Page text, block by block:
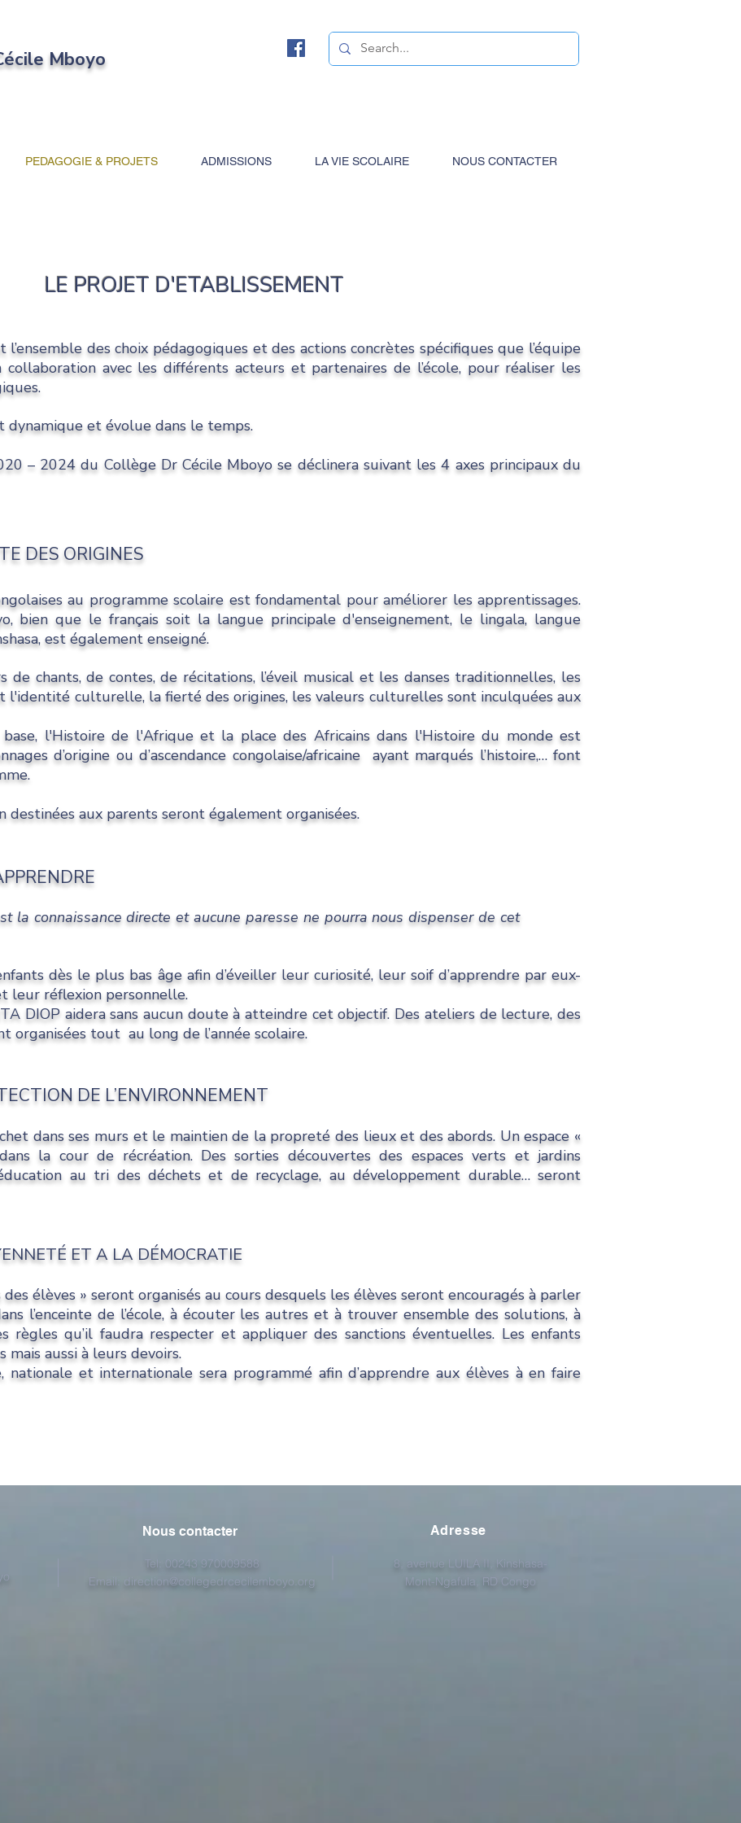
Mboyo
PEDAGOGIE & PROJETS ADMISSIONS LA VIE SCOLAIRE NOUS CONTACTER
LE PROJET D'ETABLISSEMENT
des choix pédagogiques et des actions concrètes spécifiques que l’équipe
avec les différents acteurs et partenaires de l’école, pour réaliser les
dynamique et évolue dans le temps.
– 2024 du Collège Dr Cécile Mboyo se déclinera suivant les 4 axes principaux du
DES ORIGINES
au programme scolaire est fondamental pour améliorer les apprentissages.
bien que le français soit la langue principale d'enseignement, le lingala, langue
est également enseigné.
de chants, de contes, de récitations, l’éveil musical et les danses traditionnelles, les
l'identité culturelle, la fierté des origines, les valeurs culturelles sont inculquées aux
l'Histoire de l'Afrique et la place des Africains dans l'Histoire du monde est
d’origine ou d’ascendance congolaise/africaine ayant marqués l’histoire,… font
destinées aux parents seront également organisées.
la connaissance directe et aucune paresse ne pourra nous dispenser de cet
dès le plus bas âge afin d’éveiller leur curiosité, leur soif d’apprendre par eux-
leur réflexion personnelle.
DIOP aidera sans aucun doute à atteindre cet objectif. Des ateliers de lecture, des
organisées tout au long de l’année scolaire.
DE L’ENVIRONNEMENT
dans ses murs et le maintien de la propreté des lieux et des abords. Un espace «
la cour de récréation. Des sorties découvertes des espaces verts et jardins
au tri des déchets et de recyclage, au développement durable… seront
ET A LA DÉMOCRATIE
élèves » seront organisés au cours desquels les élèves seront encouragés à parler
l’enceinte de l’école, à écouter les autres et à trouver ensemble des solutions, à
règles qu’il faudra respecter et appliquer des sanctions éventuelles. Les enfants
aussi à leurs devoirs.
nationale et internationale sera programmé afin d’apprendre aux élèves à en faire
Nous contacter
Tel: 00243 970009588
Email:
direction@collegedrcecilemboyo.org
Adresse
8, avenue LUILA II, Kinshasa-
Mont-Ngafula, RD Congo